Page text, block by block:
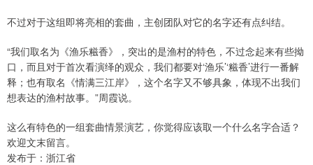
不过对于这组即将亮相的套曲，主创团队对它的名字还有点纠结。
“我们取名为《渔乐糍香》，突出的是渔村的特色，不过念起来有些拗
口，而且对于首次看演绎的观众，我们都要对‘渔乐’‘糍香’进行一番解
释；也有取名《情满三江岸》，这个名字又不够具象，体现不出我们
想表达的渔村故事。”周霞说。
这么有特色的一组套曲情景演艺，你觉得应该取一个什么名字合适？
欢迎文末留言。
发布于：浙江省